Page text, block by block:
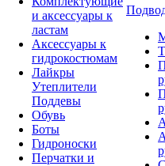
и аксессуары к
ластам
Аксессуары к
гидрокостюмам
Лайкры
Утеплители
Поддевы
Обувь
Боты
Гидроноски
Перчатки и